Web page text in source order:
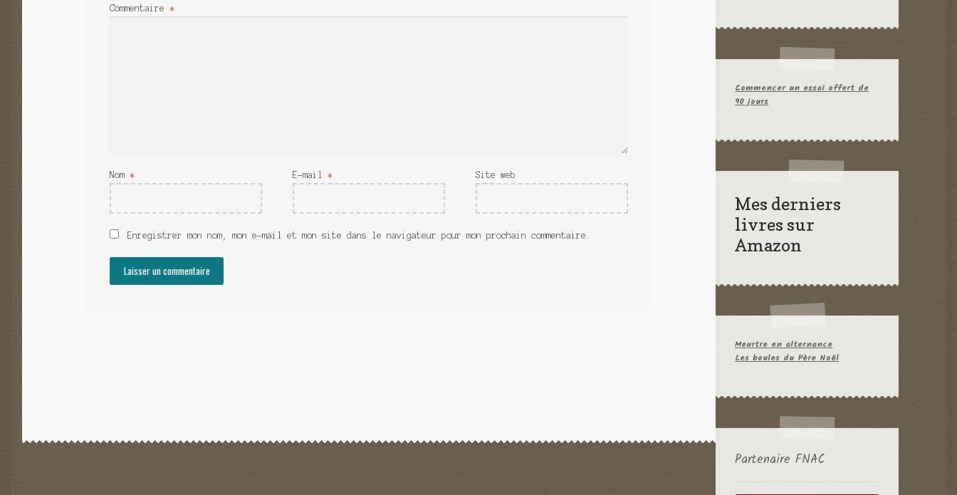
Commentaire*
Nom* E-mail* Site web
Enregistrer mon nom, mon e-mail et mon site dans le navigateur pour mon prochain commentaire.
Commencer un essai offert de
90 jours
Mes derniers
livres sur
Amazon
Meurtre en alternance
Les boules du Père Noël
Partenaire FNAC